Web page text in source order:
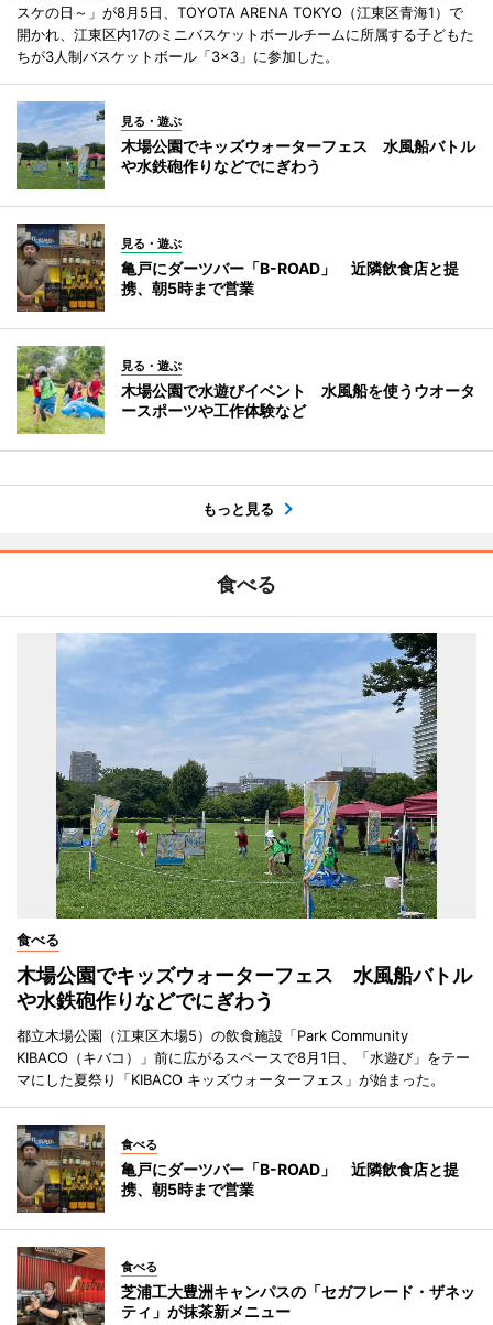
スケの日～」が8月5日、TOYOTA ARENA TOKYO（江東区青海1）で
開かれ、江東区内17のミニバスケットボールチームに所属する子どもた
ちが3人制バスケットボール「3×3」に参加した。
見る・遊ぶ
木場公園でキッズウォーターフェス 水風船バトル
や水鉄砲作りなどでにぎわう
見る・遊ぶ
亀戸にダーツバー「B-ROAD」 近隣飲食店と提
携、朝5時まで営業
見る・遊ぶ
木場公園で水遊びイベント 水風船を使うウオータ
ースポーツや工作体験など
もっと見る
食べる
食べる
木場公園でキッズウォーターフェス 水風船バトル
や水鉄砲作りなどでにぎわう
都立木場公園（江東区木場5）の飲食施設「Park Community
KIBACO（キバコ）」前に広がるスペースで8月1日、「水遊び」をテー
マにした夏祭り「KIBACO キッズウォーターフェス」が始まった。
食べる
亀戸にダーツバー「B-ROAD」 近隣飲食店と提
携、朝5時まで営業
食べる
芝浦工大豊洲キャンパスの「セガフレード・ザネッ
ティ」が抹茶新メニュー